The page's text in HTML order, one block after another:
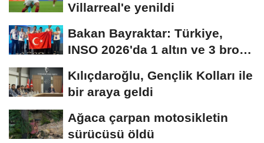
Villarreal'e yenildi
Bakan Bayraktar: Türkiye,
INSO 2026'da 1 altın ve 3 bronz
Kılıçdaroğlu, Gençlik Kolları ile
bir araya geldi
Ağaca çarpan motosikletin
sürücüsü öldü